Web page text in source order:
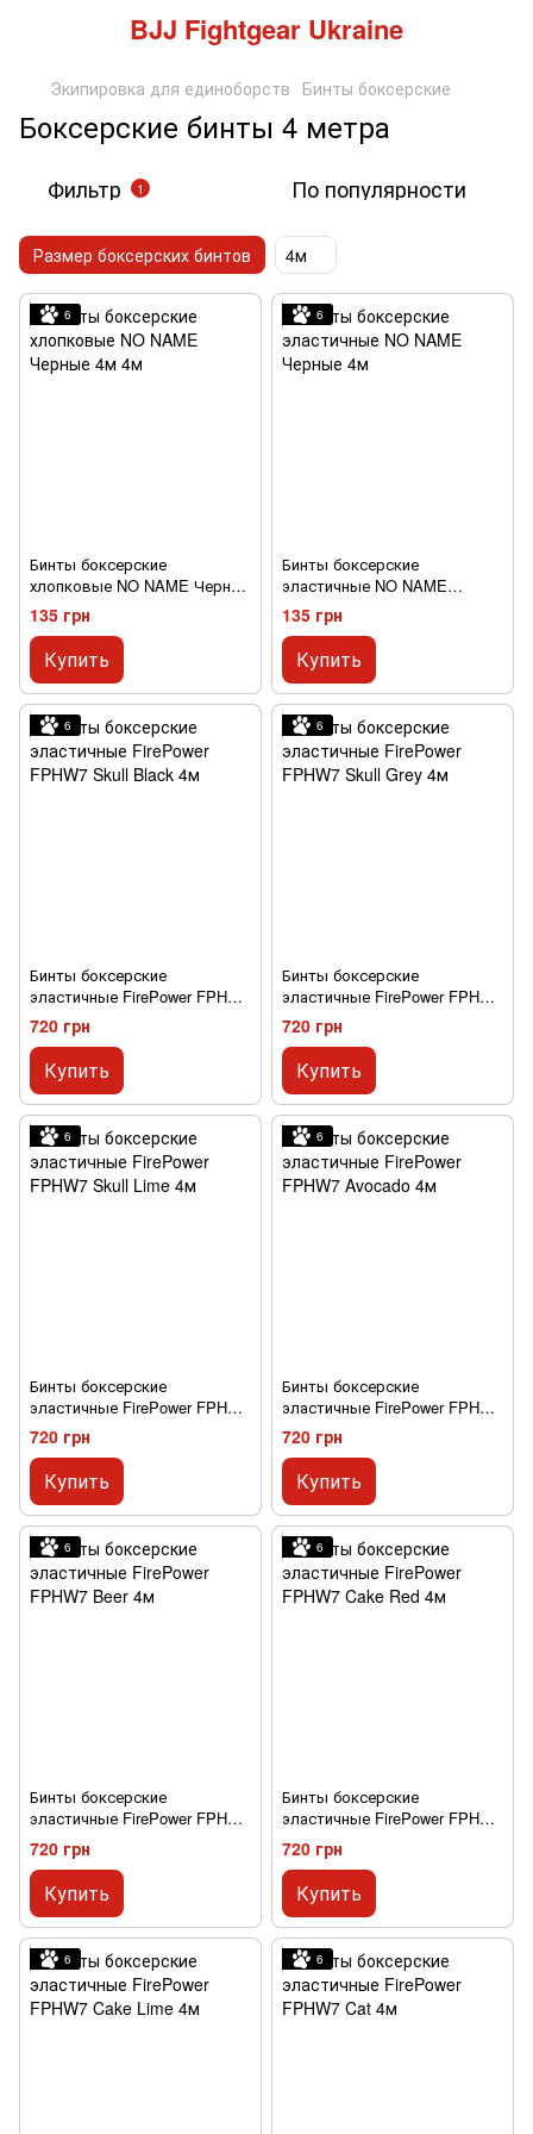
BJJ Fightgear Ukraine
Экипировка для единоборств Бинты боксерские
Боксерские бинты 4 метра
Фильтр 1 По популярности
Размер боксерских бинтов 4м
6
Бинты боксерские
хлопковые NO NAME Черные
4м 4м
135 грн
Купить
6
Бинты боксерские
эластичные NO NAME
Черные 4м
135 грн
Купить
6
Бинты боксерские
эластичные FirePower FPHW7
Skull Black 4м
720 грн
Купить
6
Бинты боксерские
эластичные FirePower FPHW7
Skull Grey 4м
720 грн
Купить
6
Бинты боксерские
эластичные FirePower FPHW7
Skull Lime 4м
720 грн
Купить
6
Бинты боксерские
эластичные FirePower FPHW7
Avocado 4м
720 грн
Купить
6
Бинты боксерские
эластичные FirePower FPHW7
Beer 4м
720 грн
Купить
6
Бинты боксерские
эластичные FirePower FPHW7
Cake Red 4м
720 грн
Купить
6 6